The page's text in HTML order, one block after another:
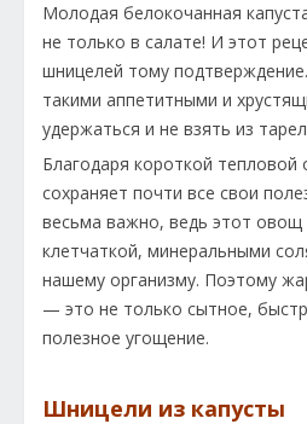
Молодая белокочанная
не только в салате! И этот
шницелей тому
такими аппетитными и
удержаться и не взять из
Благодаря короткой тепловой
сохраняет почти все свои
весьма важно, ведь этот овощ
клетчаткой, минеральными
нашему организму. Поэтому
— это не только сытное,
полезное угощение.
Шницели из капусты